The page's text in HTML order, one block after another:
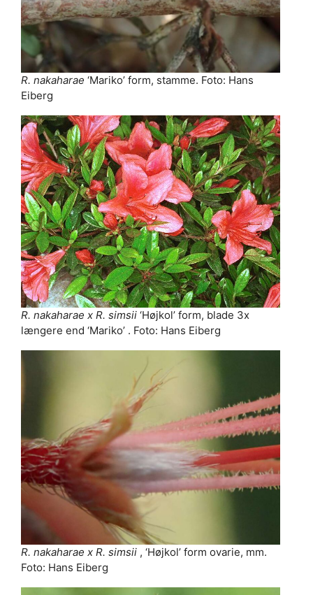
R. nakaharae ‘Mariko’ form, stamme. Foto: Hans
Eiberg
R. nakaharae x R. simsii ‘Højkol’ form, blade 3x
længere end ‘Mariko’ . Foto: Hans Eiberg
R. nakaharae x R. simsii , ‘Højkol’ form ovarie, mm.
Foto: Hans Eiberg